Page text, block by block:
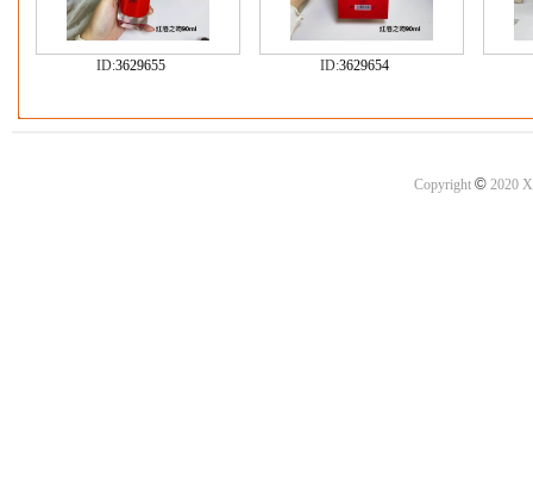
ID:3629655 ID:3629654
Copyright ©2020